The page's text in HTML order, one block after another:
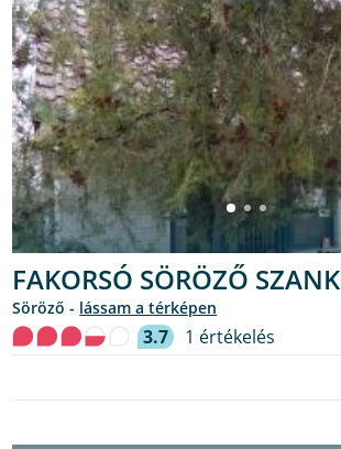
FAKORSÓ SÖRÖZŐ SZANK
söröző - lássam a térképen
3.7 1 értékelés